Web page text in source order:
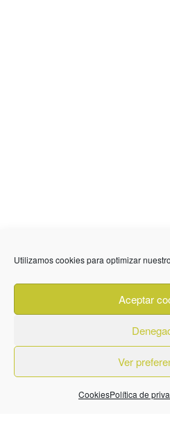
Utilizamos cookies para optimizar
Aceptar
Ver
CookiesPolítica de
636 01 61 85
info @
Privacidad Aviso
Quiénes Somos